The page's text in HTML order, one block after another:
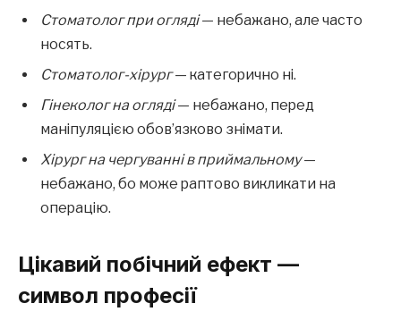
Стоматолог при огляді— небажано, але часто
носять.
Стоматолог-хірург— категорично ні.
Гінеколог на огляді— небажано, перед
маніпуляцією обов’язково знімати.
Хірург на чергуванні в приймальному—
небажано, бо може раптово викликати на
операцію.
Цікавий побічний ефект —
символ професії